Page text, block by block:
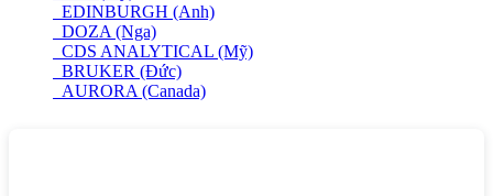
EDINBURGH (Anh)
DOZA (Nga)
CDS ANALYTICAL (Mỹ)
BRUKER (Đức)
AURORA (Canada)